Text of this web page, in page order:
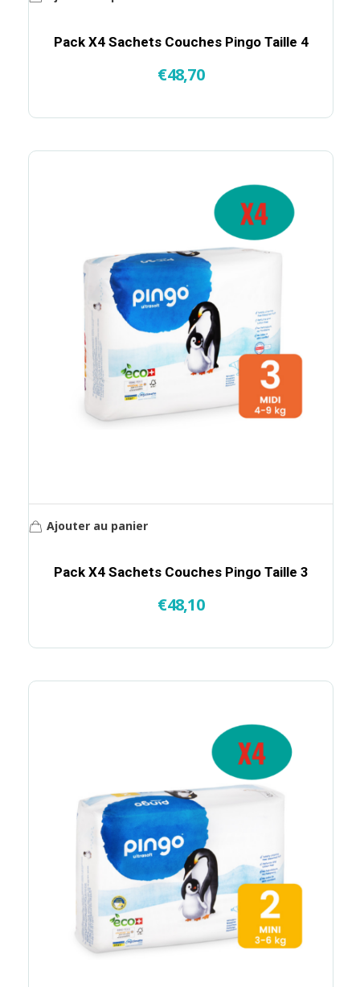
Pack X4 Sachets Couches Pingo Taille 4
€48,70
Pack X4 Sachets Couches Pingo Taille 3
€48,10
Ajouter au panier